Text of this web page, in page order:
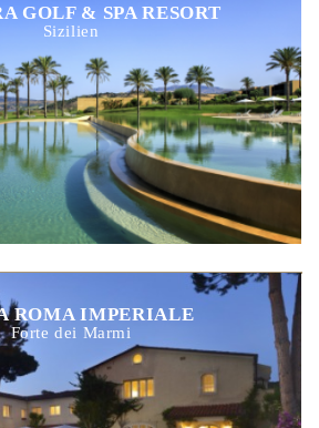
GOLF & SPA RESORT
Sizilien
ROMA IMPERIALE
Forte dei Marmi